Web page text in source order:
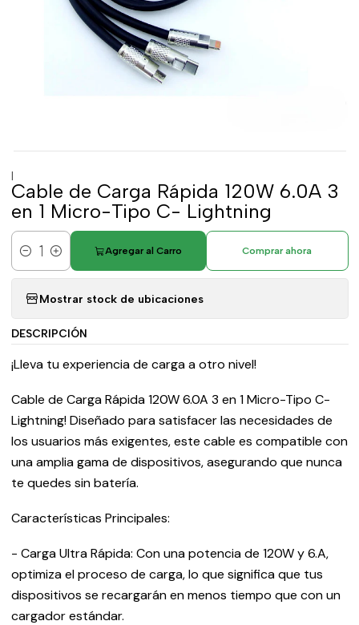
|
Cable de Carga Rápida 120W 6.0A 3
en 1 Micro-Tipo C- Lightning
Cantidad
Agregar al Carro Comprar ahora
Mostrar stock de ubicaciones
DESCRIPCIÓN
¡Lleva tu experiencia de carga a otro nivel!
Cable de Carga Rápida 120W 6.0A 3 en 1 Micro-Tipo C-
Lightning! Diseñado para satisfacer las necesidades de
los usuarios más exigentes, este cable es compatible con
una amplia gama de dispositivos, asegurando que nunca
te quedes sin batería.
Características Principales:
- Carga Ultra Rápida: Con una potencia de 120W y 6.A,
optimiza el proceso de carga, lo que significa que tus
dispositivos se recargarán en menos tiempo que con un
cargador estándar.